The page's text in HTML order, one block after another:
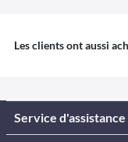
Les clients ont aussi
Service